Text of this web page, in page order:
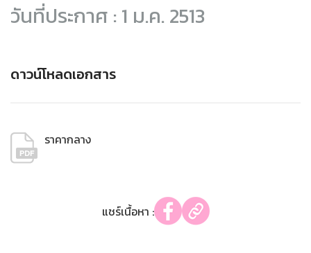
วันที่ประกาศ : 1 ม.ค. 2513
ดาวน์โหลดเอกสาร
ราคากลาง
แชร์เนื้อหา :